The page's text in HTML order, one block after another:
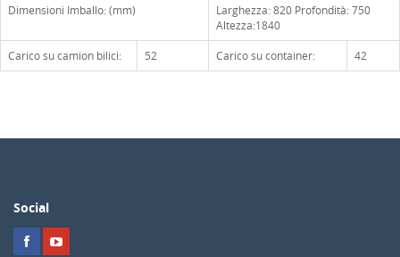
Dimensioni Imballo: (mm)
Larghezza: 820 Profondità: 750
Altezza:1840
Carico su camion bilici: 52 Carico su container: 42
Social